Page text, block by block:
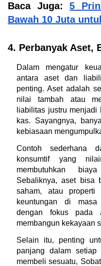
Baca Juga: 5
Bawah 10 Juta
4. Perbanyak Aset,
Dalam mengatur
antara aset dan
penting. Aset adalah
nilai tambah atau
liabilitas justru
kas. Sayangnya,
kebiasaan
Contoh sederhana
konsumtif yang
membutuhkan
Sebaliknya, aset bisa
saham, atau properti
keuntungan di masa
dengan fokus pada
membangun kekayaan
Selain itu, penting
panjang dalam setiap
membeli sesuatu,